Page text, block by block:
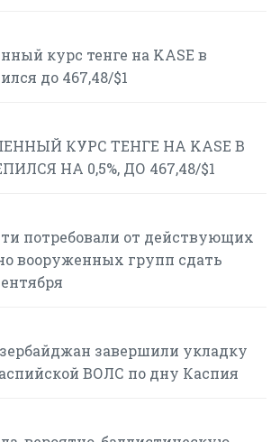
курс тенге на KASE в
до 467,48/$1
КУРС ТЕНГЕ НА KASE В
НА 0,5%, ДО 467,48/$1
потребовали от действующих
вооруженных групп сдать
завершили укладку
ВОЛС по дну Каспия